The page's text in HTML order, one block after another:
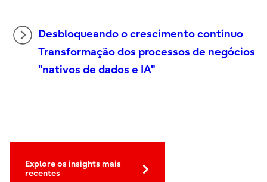
Desbloqueando o crescimento contínuo
Transformação dos processos de negócios
"nativos de dados e IA"
Explore os insights mais
recentes